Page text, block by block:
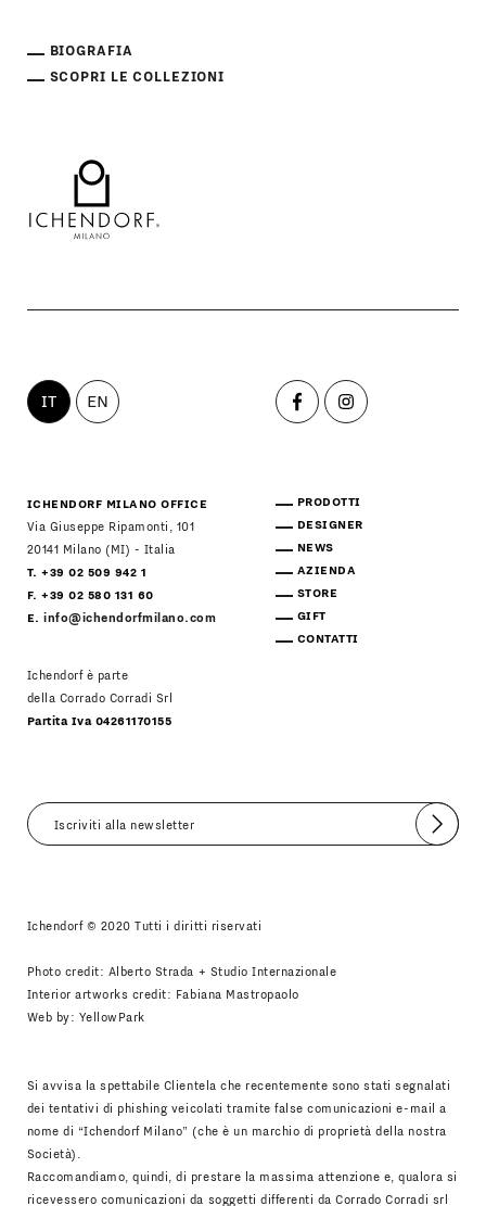
BIOGRAFIA
SCOPRI LE COLLEZIONI
IT EN
ICHENDORF MILANO OFFICE
Via Giuseppe Ripamonti, 101
20141 Milano (MI) - Italia
T. +39 02 509 942 1
F. +39 02 580 131 60
E.info@ichendorfmilano.com
Ichendorf è parte
della Corrado Corradi Srl
Partita Iva 04261170155
PRODOTTI
DESIGNER
NEWS
AZIENDA
STORE
GIFT
CONTATTI
Invia
Ichendorf © 2020 Tutti i diritti riservati
Photo credit: Alberto Strada + Studio Internazionale
Interior artworks credit: Fabiana Mastropaolo
Web by: YellowPark
Si avvisa la spettabile Clientela che recentemente sono stati segnalati
dei tentativi di phishing veicolati tramite false comunicazioni e-mail a
nome di “Ichendorf Milano” (che è un marchio di proprietà della nostra
Società).
Raccomandiamo, quindi, di prestare la massima attenzione e, qualora si
ricevessero comunicazioni da soggetti differenti da Corrado Corradi srl